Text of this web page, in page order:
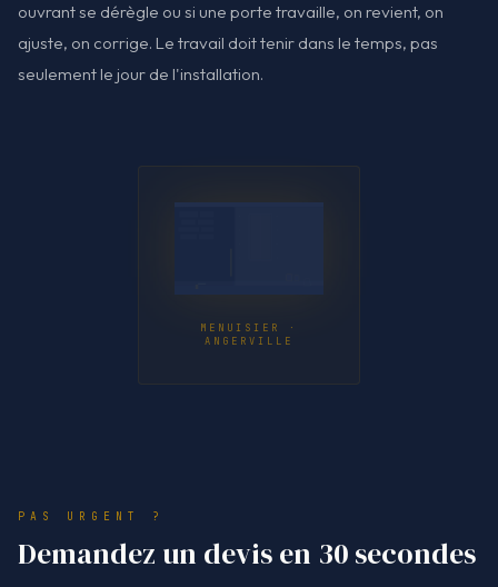
ouvrant se dérègle ou si une porte travaille, on revient, on
ajuste, on corrige. Le travail doit tenir dans le temps, pas
seulement le jour de l'installation.
MENUISIER ·
ANGERVILLE
PAS URGENT ?
Demandez un devis en 30 secondes